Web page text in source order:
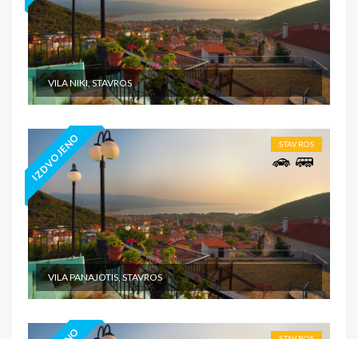
VILA NIKI, STAVROS
IZDVOJENO STAVROS
VILA PANAJOTIS, STAVROS